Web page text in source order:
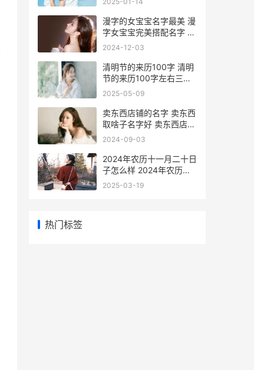
漫字的女宝宝名字最美 漫
字女宝宝完美搭配名字 漫
取女孩子名字大全
2024-12-03
清明节的来历100字 清明
节的来历100字左右三年
级
2025-05-09
卖东西店铺的名字 卖东西
取啥子名字好 卖东西店铺
名字
2024-09-03
2024年农历十一月二十日
子怎么样 2024年农历十
一月搬家好日子
2025-03-19
热门标签